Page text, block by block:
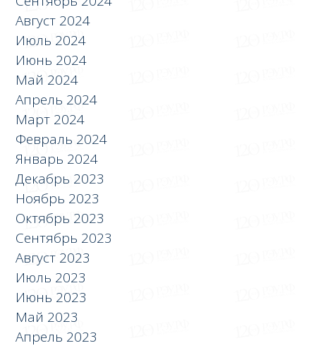
Август 2024
Июль 2024
Июнь 2024
Май 2024
Апрель 2024
Март 2024
Февраль 2024
Январь 2024
Декабрь 2023
Ноябрь 2023
Октябрь 2023
Сентябрь 2023
Август 2023
Июль 2023
Июнь 2023
Май 2023
Апрель 2023